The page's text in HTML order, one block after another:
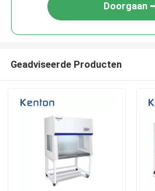
Doorgaan
Geadviseerde Producten